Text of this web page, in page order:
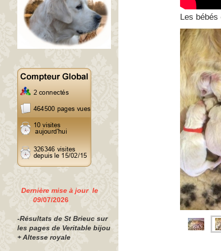
Les
Dernière mise à jour le
09/07/2026
-Résultats de St Brieuc sur
les pages de Veritable bijou
+ Altesse royale